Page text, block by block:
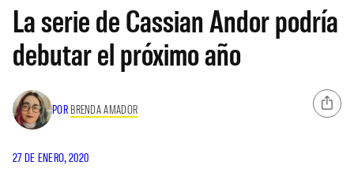
La serie de Cassian Andor podría
debutar el próximo año
POR BRENDA AMADOR
27 DE ENERO, 2020